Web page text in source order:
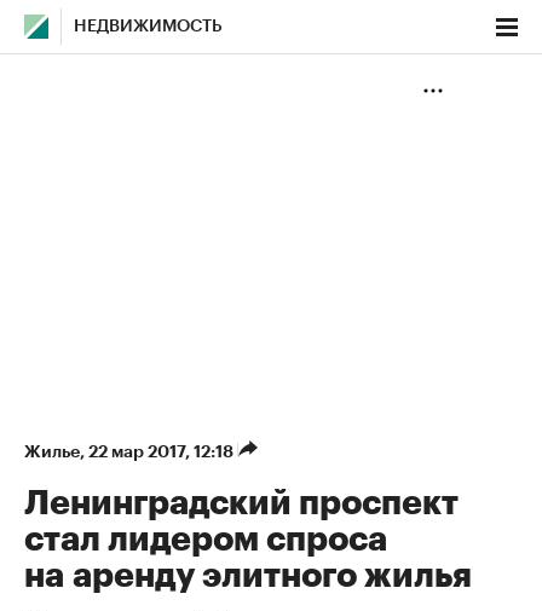
НЕДВИЖИМОСТЬ
Жилье⁠, 22 мар 2017, 12:18
Ленинградский проспект
стал лидером спроса
на аренду элитного жилья